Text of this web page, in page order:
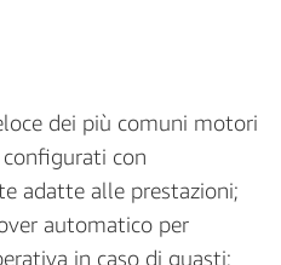
dei più comuni motori
con
adatte alle prestazioni;
automatico per
in caso di guasti;